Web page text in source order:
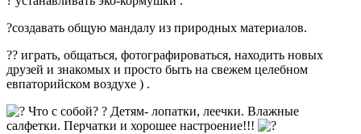
?создавать общую мандалу из природных материалов.
?? играть, общаться, фотографироваться, находить новых
друзей и знакомых и просто быть на свежем целебном
евпаторийском воздухе ) .
Что с собой? ? Детям- лопатки, леечки. Влажные
салфетки. Перчатки и хорошее настроение!!!